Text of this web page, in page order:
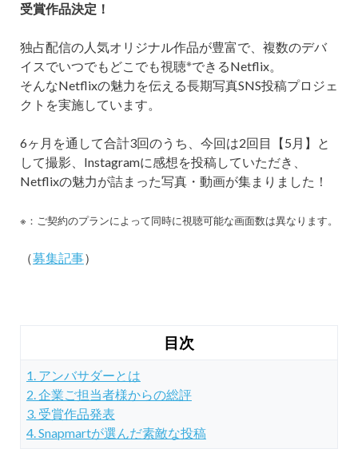
受賞作品決定！
独占配信の人気オリジナル作品が豊富で、複数のデバ
イスでいつでもどこでも視聴※できるNetflix。
そんなNetflixの魅力を伝える長期写真SNS投稿プロジェ
クトを実施しています。
6ヶ月を通して合計3回のうち、今回は2回目【5月】と
して撮影、Instagramに感想を投稿していただき、
Netflixの魅力が詰まった写真・動画が集まりました！
※：ご契約のプランによって同時に視聴可能な画面数は異なります。
（募集記事）
目次
1. アンバサダーとは
2. 企業ご担当者様からの総評
3. 受賞作品発表
4. Snapmartが選んだ素敵な投稿